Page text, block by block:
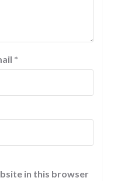
*
in this browser